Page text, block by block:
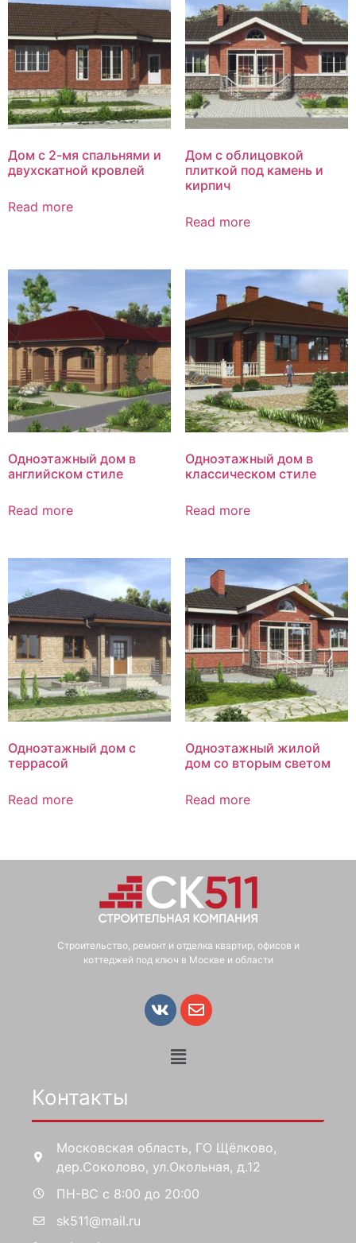
Дом с 2-мя спальнями и
двухскатной кровлей
Read more
Дом с облицовкой
плиткой под камень и
кирпич
Read more
Одноэтажный дом в
английском стиле
Read more
Одноэтажный дом в
классическом стиле
Read more
Одноэтажный дом с
террасой
Read more
Одноэтажный жилой
дом со вторым светом
Read more
Строительство, ремонт и отделка квартир, офисов и
коттеджей под ключ в Москве и области
Контакты
Московская область, ГО Щёлково,
дер.Соколово, ул.Окольная, д.12
ПН-ВС с 8:00 до 20:00
sk511@mail.ru